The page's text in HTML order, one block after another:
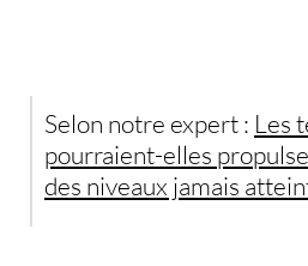
Selon notre expert : Les
pourraient-elles
des niveaux jamais